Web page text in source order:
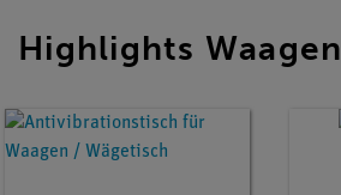
Highlights Waagen